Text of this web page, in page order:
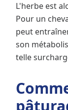
L'herbe est
Pour un
peut
son
telle